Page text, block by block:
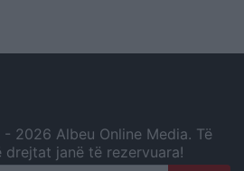
- 2026 Albeu Online Media. Të
drejtat janë të rezervuara!